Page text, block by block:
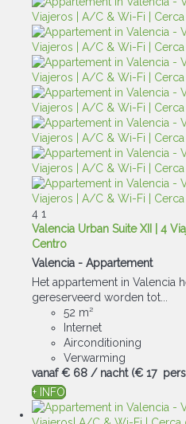
4 1
Valencia Urban Suite XII | 4
Centro
Valencia - Appartement
Het appartement in Valencia
gereserveerd worden tot...
52 m²
Internet
Airconditioning
Verwarming
vanaf € 68 / nacht (€ 17
+ INFO